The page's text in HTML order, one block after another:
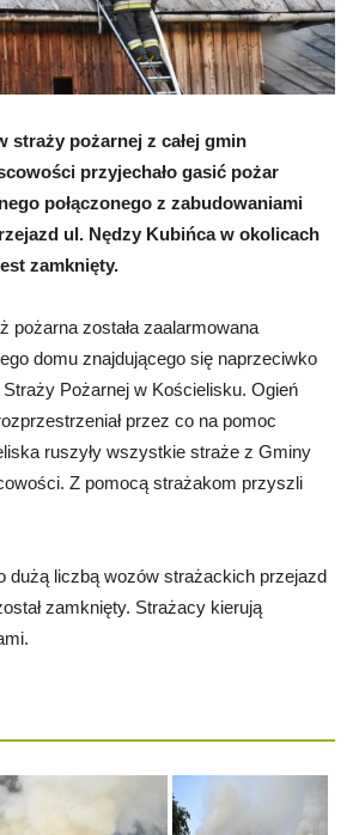
straży pożarnej z całej gmin
przyjechało gasić pożar
połączonego z zabudowaniami
ul. Nędzy Kubińca w okolicach
zamknięty.
pożarna została zaalarmowana
domu znajdującego się naprzeciwko
Pożarnej w Kościelisku. Ogień
przez co na pomoc
ruszyły wszystkie straże z Gminy
Z pomocą strażakom przyszli
dużą liczbą wozów strażackich przejazd
zamknięty. Strażacy kierują